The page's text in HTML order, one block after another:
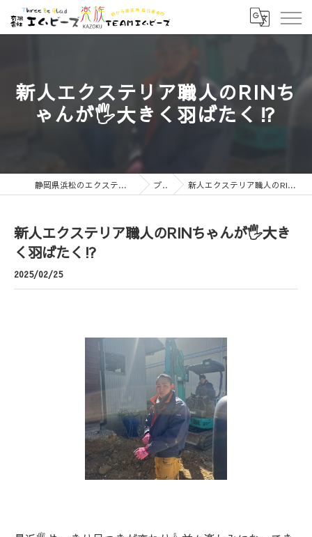
新人エクステリア職人のRINち
ゃんが🖐️大きく羽ばたく⁉️
静岡県浜松のエクステリアなら有限会社エムビーズ ブログ 新人エクステリア職人のRINちゃんが🖐️大きく羽ばたく⁉️
新人エクステリア職人のRINちゃんが🖐️大き
く羽ばたく⁉️
2025/02/25